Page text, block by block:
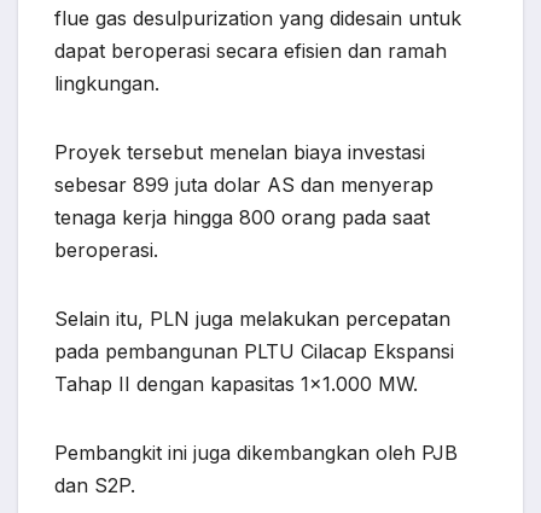
flue gas desulpurization yang didesain untuk
dapat beroperasi secara efisien dan ramah
lingkungan.
Proyek tersebut menelan biaya investasi
sebesar 899 juta dolar AS dan menyerap
tenaga kerja hingga 800 orang pada saat
beroperasi.
Selain itu, PLN juga melakukan percepatan
pada pembangunan PLTU Cilacap Ekspansi
Tahap II dengan kapasitas 1×1.000 MW.
Pembangkit ini juga dikembangkan oleh PJB
dan S2P.